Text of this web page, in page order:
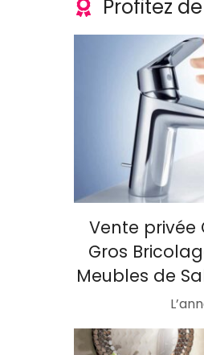
Profitez
Vente privée
Gros
Meubles de